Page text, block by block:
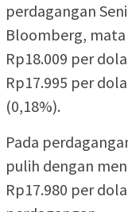
perdagangan
Bloomberg,
Rp18.009 per
Rp17.995 per
(0,18%).
Pada
pulih dengan
Rp17.980 per